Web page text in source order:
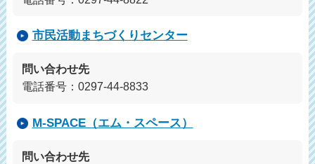
市民活動まちづくりセンター
問い合わせ先
電話番号：0297-44-8833
M-SPACE（エム・スペース）
問い合わせ先